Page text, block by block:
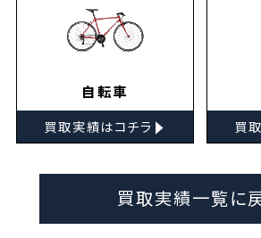
自転車
買取実績はコチラ ▸ 買
買取実績一覧に